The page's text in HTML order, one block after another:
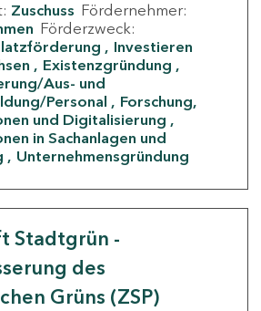
Zuschuss Fördernehmer:
Förderzweck:
Investieren
Existenzgründung
Aus- und
Personal
Forschung,
und Digitalisierung
in Sachanlagen und
Unternehmensgründung
Stadtgrün -
des
Grüns (ZSP)